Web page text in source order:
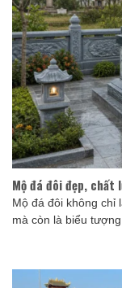
Mộ đá đôi đẹp, chất
Mộ đá đôi không chỉ
mà còn là biểu